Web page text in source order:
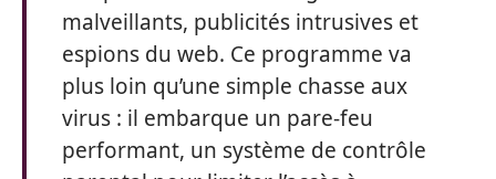
malveillants, publicités intrusives et
espions du web. Ce programme va
plus loin qu’une simple chasse aux
virus : il embarque un pare-feu
performant, un système de contrôle